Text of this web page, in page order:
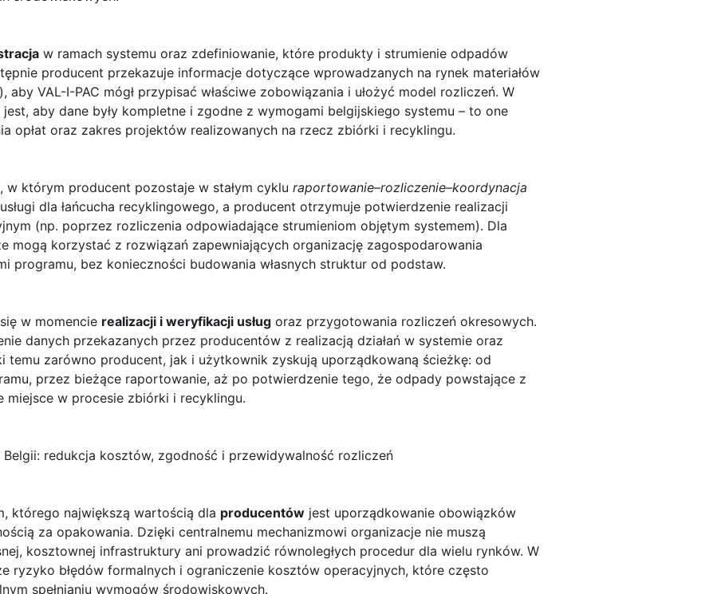
w ramach systemu oraz zdefiniowanie, które produkty i strumienie odpadów
producent przekazuje informacje dotyczące wprowadzanych na rynek materiałów
VAL-I-PAC mógł przypisać właściwe zobowiązania i ułożyć model rozliczeń. W
aby dane były kompletne i zgodne z wymogami belgijskiego systemu – to one
opłat oraz zakres projektów realizowanych na rzecz zbiórki i recyklingu.
w którym producent pozostaje w stałym cyklu raportowanie–rozliczenie–koordynacja
dla łańcucha recyklingowego, a producent otrzymuje potwierdzenie realizacji
(np. poprzez rozliczenia odpowiadające strumieniom objętym systemem). Dla
mogą korzystać z rozwiązań zapewniających organizację zagospodarowania
programu, bez konieczności budowania własnych struktur od podstaw.
w momencie realizacji i weryfikacji usług oraz przygotowania rozliczeń okresowych.
danych przekazanych przez producentów z realizacją działań w systemie oraz
temu zarówno producent, jak i użytkownik zyskują uporządkowaną ścieżkę: od
przez bieżące raportowanie, aż po potwierdzenie tego, że odpady powstające z
miejsce w procesie zbiórki i recyklingu.
redukcja kosztów, zgodność i przewidywalność rozliczeń
którego największą wartością dla producentów jest uporządkowanie obowiązków
za opakowania. Dzięki centralnemu mechanizmowi organizacje nie muszą
kosztownej infrastruktury ani prowadzić równoległych procedur dla wielu rynków. W
ryzyko błędów formalnych i ograniczenie kosztów operacyjnych, które często
spełnianiu wymogów środowiskowych.